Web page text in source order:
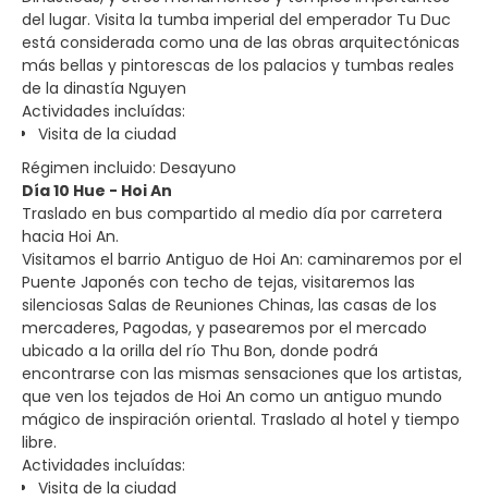
del lugar. Visita la tumba imperial del emperador Tu Duc
está considerada como una de las obras arquitectónicas
más bellas y pintorescas de los palacios y tumbas reales
de la dinastía Nguyen
Actividades incluídas:
Visita de la ciudad
Régimen incluido: Desayuno
Día 10 Hue - Hoi An
Traslado en bus compartido al medio día por carretera
hacia Hoi An.
Visitamos el barrio Antiguo de Hoi An: caminaremos por el
Puente Japonés con techo de tejas, visitaremos las
silenciosas Salas de Reuniones Chinas, las casas de los
mercaderes, Pagodas, y pasearemos por el mercado
ubicado a la orilla del río Thu Bon, donde podrá
encontrarse con las mismas sensaciones que los artistas,
que ven los tejados de Hoi An como un antiguo mundo
mágico de inspiración oriental. Traslado al hotel y tiempo
libre.
Actividades incluídas:
Visita de la ciudad